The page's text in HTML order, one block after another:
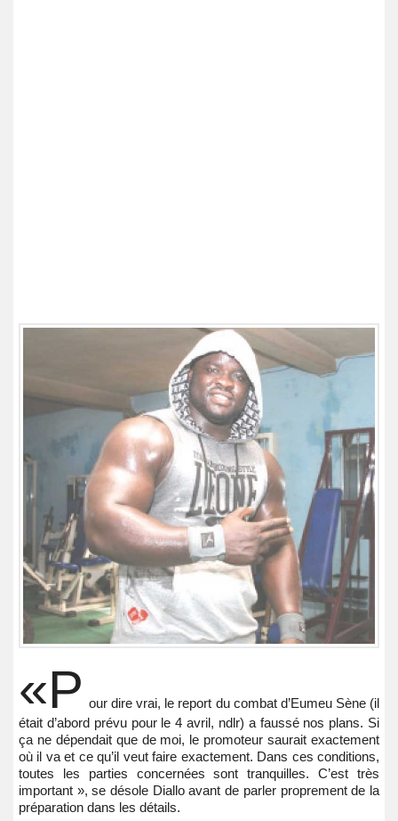
«P our dire vrai, le report du combat d’Eumeu Sène (il
était d’abord prévu pour le 4 avril, ndlr) a faussé nos plans. Si
ça ne dépendait que de moi, le promoteur saurait exactement
où il va et ce qu’il veut faire exactement. Dans ces conditions,
toutes les parties concernées sont tranquilles. C’est très
important », se désole Diallo avant de parler proprement de la
préparation dans les détails.